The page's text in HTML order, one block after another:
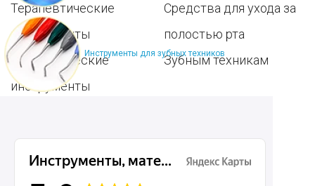
Инструменты для зубных техников
Терапевтические
инструменты
Ортопедические
инструменты
Средства для ухода за
полостью рта
Зубным техникам